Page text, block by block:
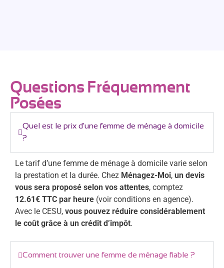
Questions Fréquemment
Posées
Quel est le prix d'une femme de ménage à domicile
?
Le tarif d’une femme de ménage à domicile varie selon
la prestation et la durée. Chez Ménagez-Moi, un devis
vous sera proposé selon vos attentes, comptez
12.61€ TTC par heure (voir conditions en agence).
Avec le CESU, vous pouvez réduire considérablement
le coût grâce à un crédit d’impôt.
Comment trouver une femme de ménage fiable ?